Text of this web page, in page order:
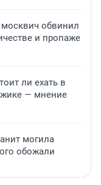
москвич обвинил
и пропаже
ли ехать в
— мнение
могила
обожали